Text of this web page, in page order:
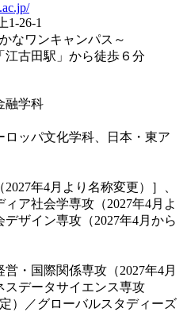
1-26-1
なワンキャンパス～
江古田駅」から徒歩６分
融学科
ッパ文化学科、日本・東ア
年4月より名称変更）］、
ア社会学専攻（2027年4月よ
ザイン専攻（2027年4月から
・国際関係専攻（2027年4月
スデータサイエンス専攻
）／グローバルスタディーズ